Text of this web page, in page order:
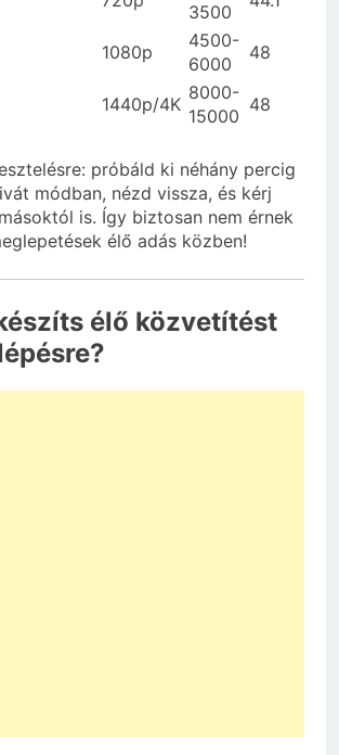
3500
1080p
4500-
6000
48
1440p/4K
8000-
15000
48
próbáld ki néhány percig
módban, nézd vissza, és kérj
is. Így biztosan nem érnek
élő adás közben!
élő közvetítést